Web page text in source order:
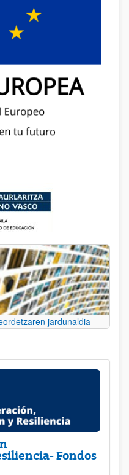
jardunaldia
Fondos